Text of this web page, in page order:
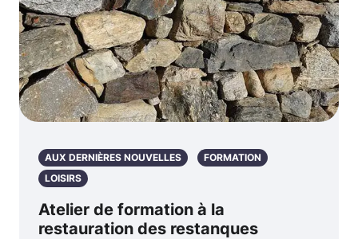
AUX DERNIÈRES NOUVELLES
FORMATION
LOISIRS
Atelier de formation à la
restauration des restanques